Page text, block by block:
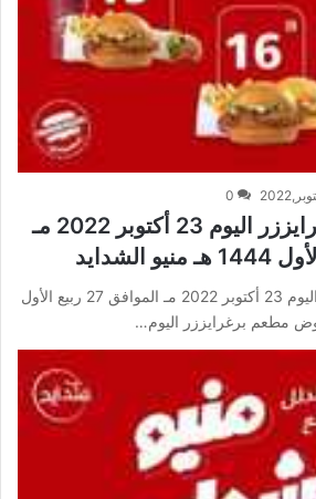
0
عروض مطعم برغرايززر اليوم 23 أكتوبر 2022 مـ
عروض مطعم برغرايززر اليوم 23 أكتوبر 2022 مـ الموافق 27 ربيع الأول